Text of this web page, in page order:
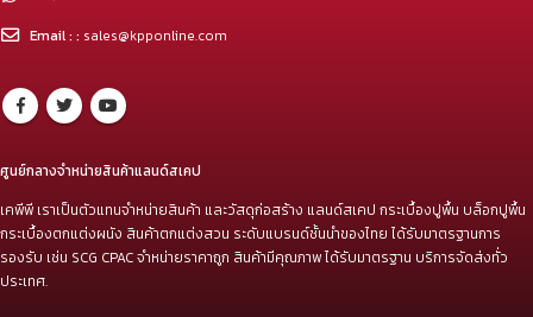
Email : : sales@kpponline.com
ศูนย์กลางจำหน่ายสินค้าแลนด์สเคป
เคพีพี เราเป็นตัวแทนจำหน่ายสินค้า และวัสดุก่อสร้าง แลนด์สเคป กระเบื้องปูพื้น บล็อกปูพื้น
กระเบื้องตกแต่งผนัง สินค้าตกแต่งสวน ระดับแบรนด์ชั้นนำของไทย ได้รับมาตรฐานการ
รองรับ เช่น SCG CPAC จำหน่ายราคาถูก สินค้ามีคุณภาพ ได้รับมาตรฐาน บริการจัดส่งทั่ว
ประเทศ.